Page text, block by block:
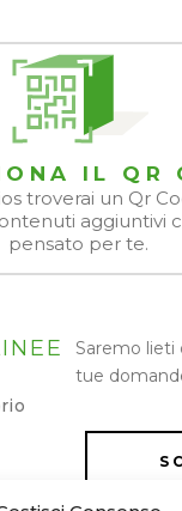
IL QR
troverai un Qr
aggiuntivi
pensato per te.
Saremo lieti
tue